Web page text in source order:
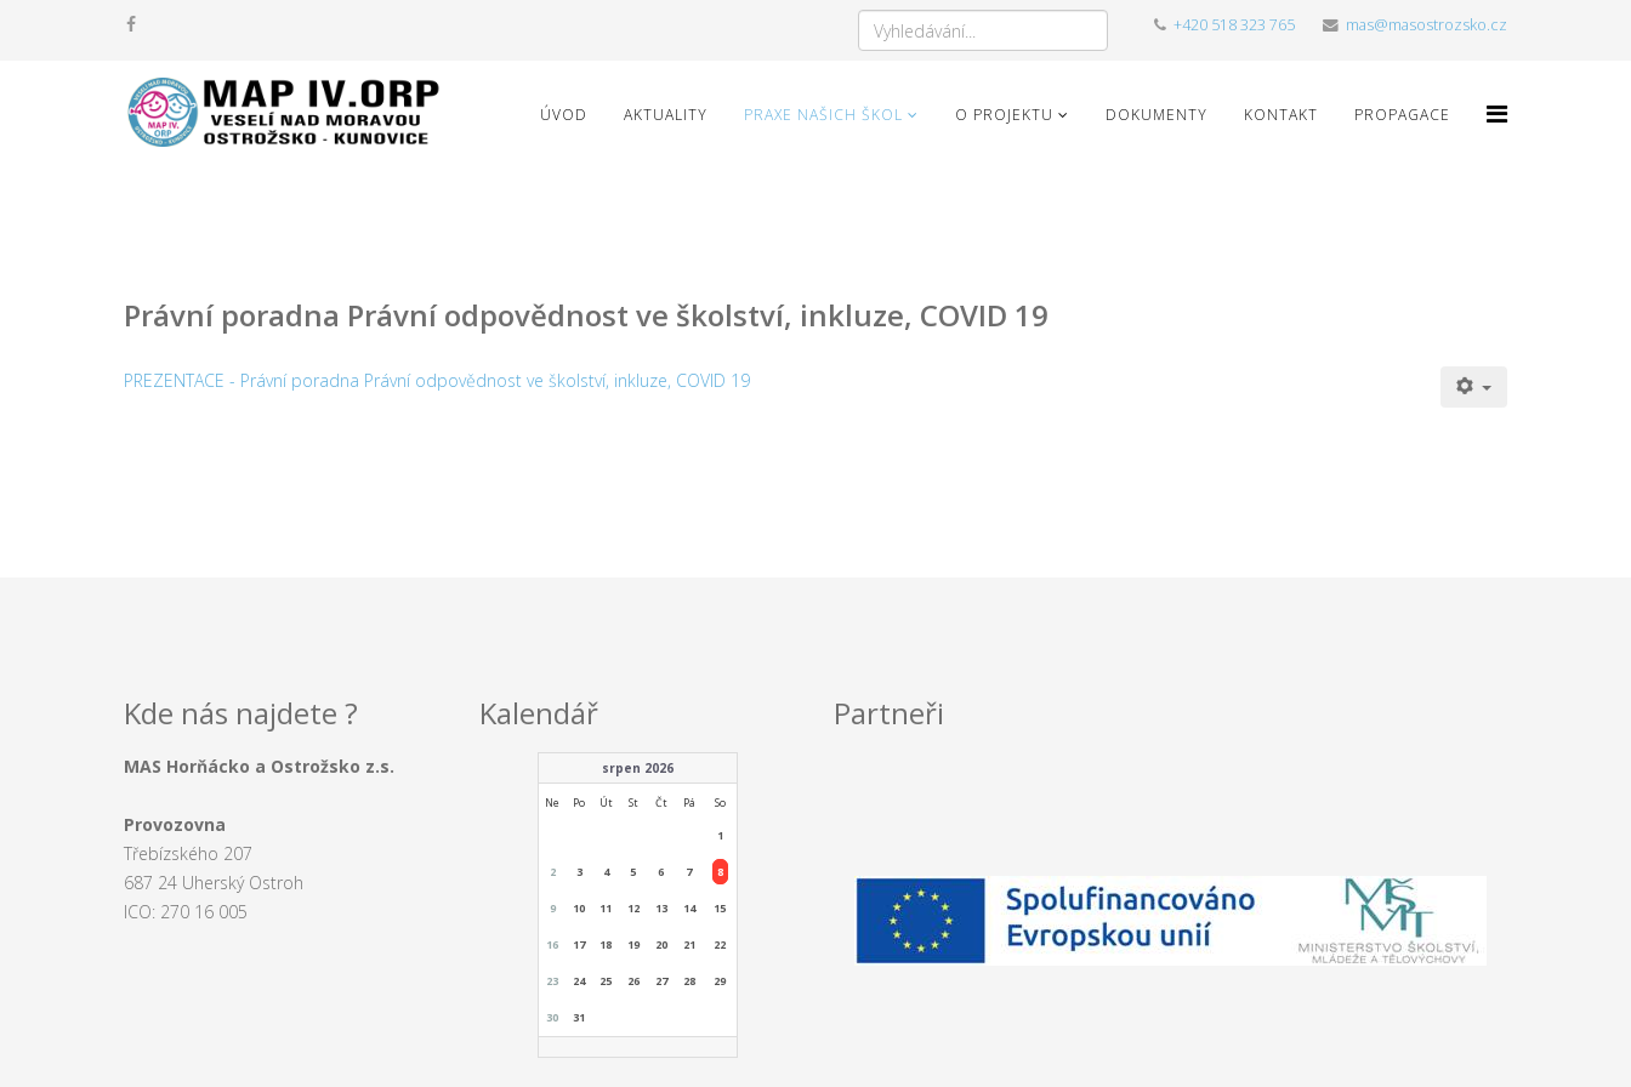
+420 518 323 765 mas@masostrozsko.cz
ÚVOD AKTUALITY PRAXE NAŠICH ŠKOL O PROJEKTU DOKUMENTY KONTAKT PROPAGACE
Právní poradna Právní odpovědnost ve školství, inkluze, COVID 19
PREZENTACE - Právní poradna Právní odpovědnost ve školství, inkluze, COVID 19
Kde nás najdete ?
MAS Horňácko a Ostrožsko z.s.
Provozovna
Třebízského 207
687 24 Uherský Ostroh
ICO: 270 16 005
Kalendář
srpen 2026
Ne Po Út St Čt Pá So
1
2 3 4 5 6 7 8
9 10 11 12 13 14 15
16 17 18 19 20 21 22
23 24 25 26 27 28 29
30 31
Partneři